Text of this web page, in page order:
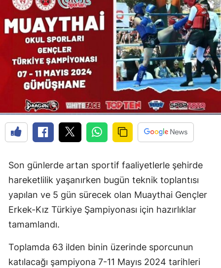
Diyarbakır
Edirne
Elazığ
Erzincan
Erzurum
Eskişehir
Gaziantep
Gümüşhane
Hakkari
Hatay
Mersin
Son günlerde artan sportif faaliyetlerle şehirde
hareketlilik yaşanırken bugün teknik toplantısı
yapılan ve 5 gün sürecek olan Muaythai Gençler
Erkek-Kız Türkiye Şampiyonası için hazırlıklar
tamamlandı.
Toplamda 63 ilden binin üzerinde sporcunun
katılacağı şampiyona 7-11 Mayıs 2024 tarihleri